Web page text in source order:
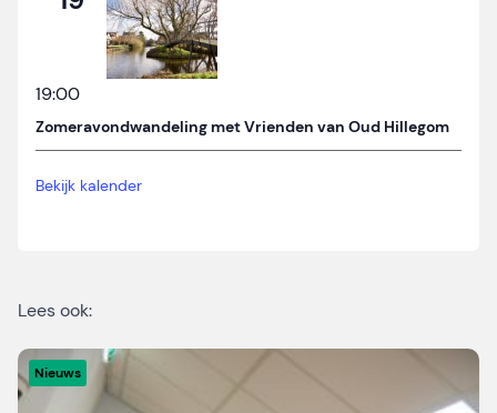
19:00
Zomeravondwandeling met Vrienden van Oud Hillegom
Bekijk kalender
Lees ook:
Nieuws